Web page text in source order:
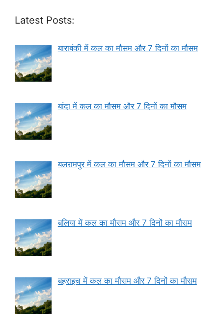
Latest Posts:
बाराबंकी में कल का मौसम और 7 दिनों का मौसम
बांदा में कल का मौसम और 7 दिनों का मौसम
बलरामपुर में कल का मौसम और 7 दिनों का मौसम
बलिया में कल का मौसम और 7 दिनों का मौसम
बहराइच में कल का मौसम और 7 दिनों का मौसम